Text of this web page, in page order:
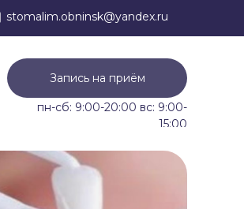
stomalim.obninsk@yandex.ru
пн-сб: 9:00-20:00 вс: 9:00-
15:00
Запись на приём